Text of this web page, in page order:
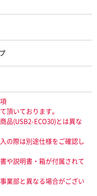
頂いております。
品(USB2-ECO30)とは異な
の際は別途仕様をご確認し
や説明書・箱が付属されて
業部と異なる場合がござい